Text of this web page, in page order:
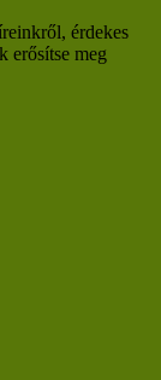
érdekes
erősítse meg